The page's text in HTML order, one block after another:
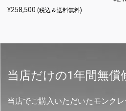
¥258,500 (税込＆送料無料)
当店だけの1年間無償
当店でご購入いただいたモンク